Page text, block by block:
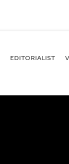
EDITORIALIST